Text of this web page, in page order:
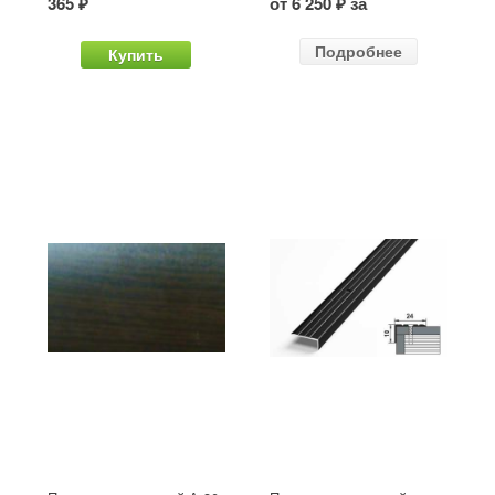
Купить Подробнее